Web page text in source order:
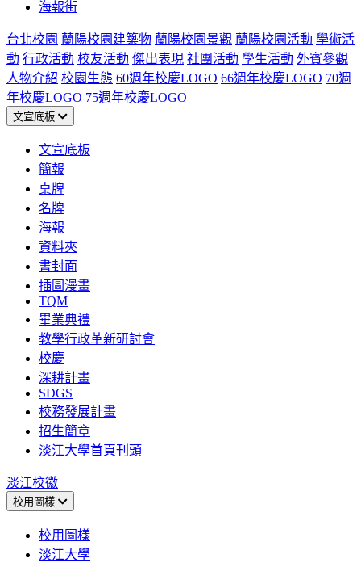
海報街
台北校園 蘭陽校園建築物 蘭陽校園景觀 蘭陽校園活動 學術活
動 行政活動 校友活動 傑出表現 社團活動 學生活動 外賓參觀
人物介紹 校園生態 60週年校慶LOGO 66週年校慶LOGO 70週
年校慶LOGO 75週年校慶LOGO
文宣底板
文宣底板
簡報
桌牌
名牌
海報
資料夾
書封面
插圖漫畫
TQM
畢業典禮
教學行政革新研討會
校慶
深耕計畫
SDGS
校務發展計畫
招生簡章
淡江大學首頁刊頭
淡江校徽
校用圖樣
校用圖樣
淡江大學